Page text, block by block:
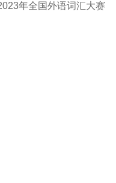
年全国外语词汇大赛